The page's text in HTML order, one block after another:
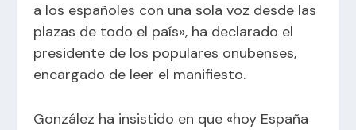
a los españoles con una sola voz desde las
plazas de todo el país», ha declarado el
presidente de los populares onubenses,
encargado de leer el manifiesto.
González ha insistido en que «hoy España